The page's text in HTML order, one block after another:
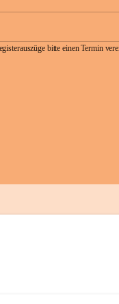
bitte einen Termin